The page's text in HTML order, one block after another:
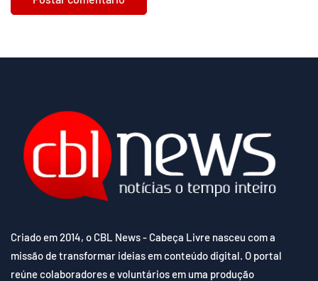
Criado em 2014, o CBL News - Cabeça Livre nasceu com a
missão de transformar ideias em conteúdo digital. O portal
reúne colaboradores e voluntários em uma produção